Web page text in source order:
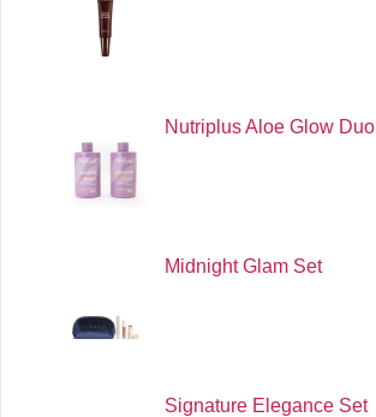
Nutriplus Aloe Glow Duo
Midnight Glam Set
Signature Elegance Set